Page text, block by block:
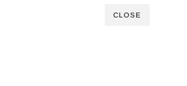
CLOSE